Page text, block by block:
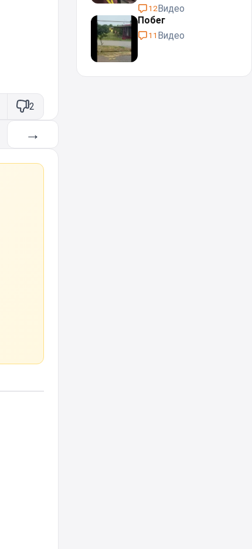
2
→
12Видео
Побег
11 Видео